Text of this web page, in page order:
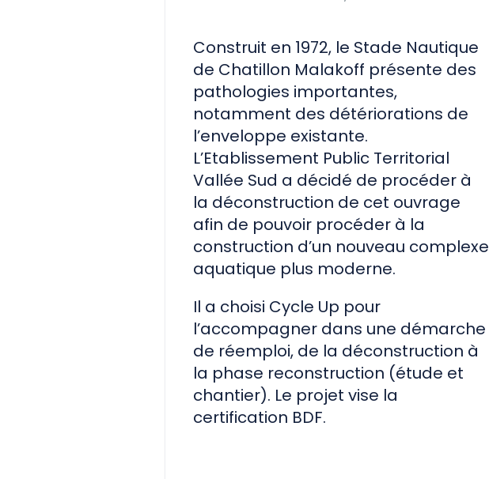
Construit en 1972, le Stade Nautique
de Chatillon Malakoff présente des
pathologies importantes,
notamment des détériorations de
l’enveloppe existante.
L’Etablissement Public Territorial
Vallée Sud a décidé de procéder à
la déconstruction de cet ouvrage
afin de pouvoir procéder à la
construction d’un nouveau complexe
aquatique plus moderne.
Il a choisi Cycle Up pour
l’accompagner dans une démarche
de réemploi, de la déconstruction à
la phase reconstruction (étude et
chantier). Le projet vise la
certification BDF.